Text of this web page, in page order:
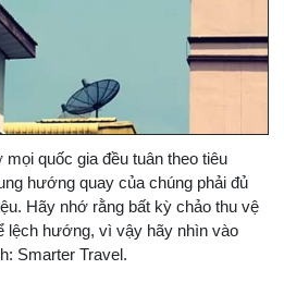
quốc gia đều tuân theo tiêu
hướng quay của chúng phải đủ
Hãy nhớ rằng bất kỳ chảo thu vệ
lệch hướng, vì vậy hãy nhìn vào
Smarter Travel.